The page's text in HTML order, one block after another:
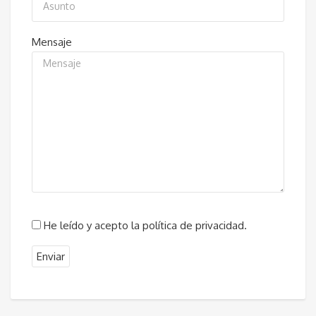
Mensaje
He leído y acepto la política de privacidad.